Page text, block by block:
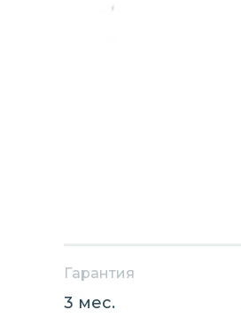
Гарантия
3 мес.